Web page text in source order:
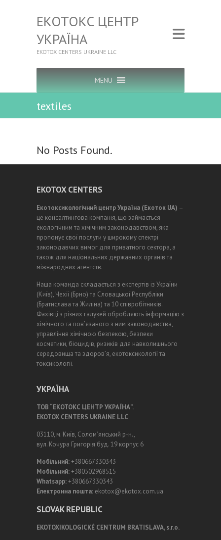
ЕКОТОКС ЦЕНТР
УКРАЇНА
EKOTOX CENTERS UKRAINE LLC
MENU
textiles
No Posts Found.
EKOTOX CENTERS
Екотоксикологічний центр Україна (Екоток UA) –
це консалтингова компанія, що займається
екологічним та хімічним законодавством, яка
пропонує свої послуги у широкому спектрі
законодавчих вимог для приватного сектора, а
також для національних державних органів та
міжнародних агентств.
Наша команда складається з експертів із України
(Київ), Чехії (Брно) та Словацької Республіки
(Братислава та Жиліна) та 10 співробітників.
Фахівці з різних галузей обробляють інформацію з
хімічного та пов’язаного з ним законодавства,
управління хімічною безпекою, безпеки
косметики, біоцидів, ризиків для навколишнього
середовища та здоров’я, екотоксикології та
токсикології.
УКРАЇНА
ТОВ “ЕКОТОКС ЦЕНТР УКРАЇНА”.
EKOTOX CENTERS UKRAINE LLC
03110, м. Київ, Солом’янський р-н.,
вул. Кочура Григорія буд. 19 корпус 6
Мобільний:+380667330343
Мобільний:+380502968515
Whatsapp:+380667330343
Електронна пошта: ekotox@ekotox.com.ua
SLOVAK REPUBLIC
EKOTOXIKOLOGICKÉ CENTRUM BRATISLAVA, s.r.o.